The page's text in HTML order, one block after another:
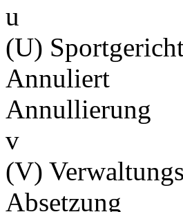
u
(U)
Annuliert
Annullierung
v
(V)
Absetzung